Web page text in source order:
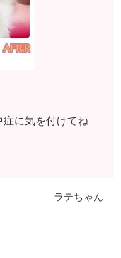
に気を付けてね
ラテちゃん